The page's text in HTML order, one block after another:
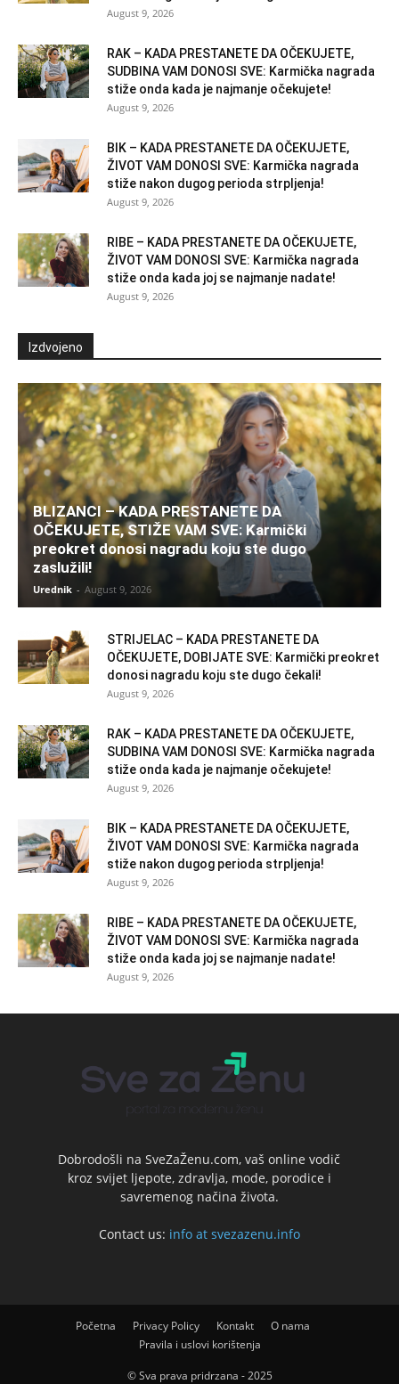
August 9, 2026
RAK – KADA PRESTANETE DA OČEKUJETE,
SUDBINA VAM DONOSI SVE: Karmička nagrada
stiže onda kada je najmanje očekujete!
August 9, 2026
BIK – KADA PRESTANETE DA OČEKUJETE,
ŽIVOT VAM DONOSI SVE: Karmička nagrada
stiže nakon dugog perioda strpljenja!
August 9, 2026
RIBE – KADA PRESTANETE DA OČEKUJETE,
ŽIVOT VAM DONOSI SVE: Karmička nagrada
stiže onda kada joj se najmanje nadate!
August 9, 2026
Izdvojeno
BLIZANCI – KADA PRESTANETE DA
OČEKUJETE, STIŽE VAM SVE: Karmički
preokret donosi nagradu koju ste dugo
zaslužili!
Urednik - August 9, 2026
STRIJELAC – KADA PRESTANETE DA
OČEKUJETE, DOBIJATE SVE: Karmički preokret
donosi nagradu koju ste dugo čekali!
August 9, 2026
RAK – KADA PRESTANETE DA OČEKUJETE,
SUDBINA VAM DONOSI SVE: Karmička nagrada
stiže onda kada je najmanje očekujete!
August 9, 2026
BIK – KADA PRESTANETE DA OČEKUJETE,
ŽIVOT VAM DONOSI SVE: Karmička nagrada
stiže nakon dugog perioda strpljenja!
August 9, 2026
RIBE – KADA PRESTANETE DA OČEKUJETE,
ŽIVOT VAM DONOSI SVE: Karmička nagrada
stiže onda kada joj se najmanje nadate!
August 9, 2026
Dobrodošli na SveZaŽenu.com, vaš online vodič
kroz svijet ljepote, zdravlja, mode, porodice i
savremenog načina života.
Contact us: info at svezazenu.info
Početna Privacy Policy Kontakt
O nama
Pravila i uslovi korištenja
© Sva prava pridrzana - 2025